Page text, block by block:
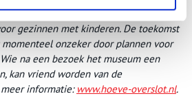
den Hoef, tegenover het slot. Het
gezinnen met kinderen. De toekomst
onzeker door plannen voor
Wie na een bezoek het museum een
kan vriend worden van de
informatie: www.hoeve-overslot.nl.